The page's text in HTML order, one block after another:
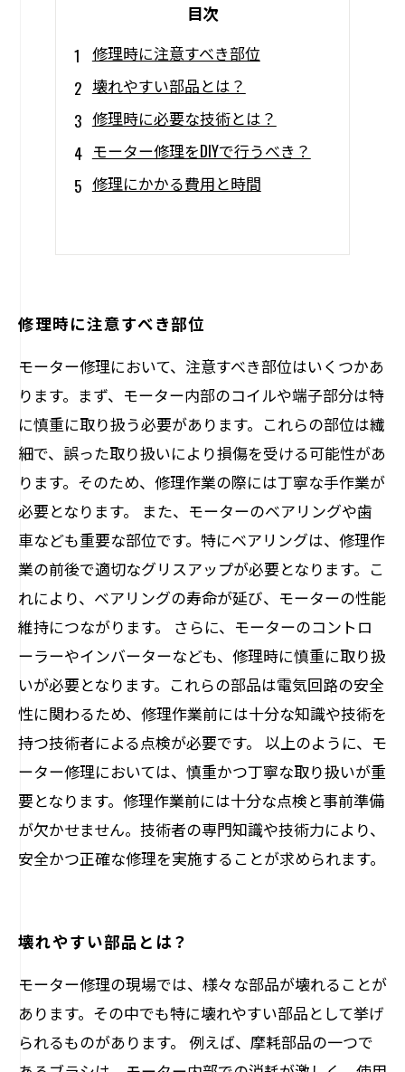
目次
修理時に注意すべき部位
壊れやすい部品とは？
修理時に必要な技術とは？
モーター修理をDIYで行うべき？
修理にかかる費用と時間
修理時に注意すべき部位
モーター修理において、注意すべき部位はいくつかあ
ります。まず、モーター内部のコイルや端子部分は特
に慎重に取り扱う必要があります。これらの部位は繊
細で、誤った取り扱いにより損傷を受ける可能性があ
ります。そのため、修理作業の際には丁寧な手作業が
必要となります。 また、モーターのベアリングや歯
車なども重要な部位です。特にベアリングは、修理作
業の前後で適切なグリスアップが必要となります。こ
れにより、ベアリングの寿命が延び、モーターの性能
維持につながります。 さらに、モーターのコントロ
ーラーやインバーターなども、修理時に慎重に取り扱
いが必要となります。これらの部品は電気回路の安全
性に関わるため、修理作業前には十分な知識や技術を
持つ技術者による点検が必要です。 以上のように、モ
ーター修理においては、慎重かつ丁寧な取り扱いが重
要となります。修理作業前には十分な点検と事前準備
が欠かせません。技術者の専門知識や技術力により、
安全かつ正確な修理を実施することが求められます。
壊れやすい部品とは？
モーター修理の現場では、様々な部品が壊れることが
あります。その中でも特に壊れやすい部品として挙げ
られるものがあります。 例えば、摩耗部品の一つで